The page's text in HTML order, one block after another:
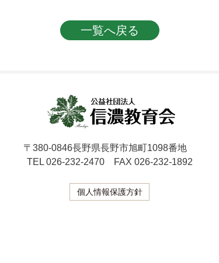
投稿ナビゲーション一覧へ戻る
〒380-0846長野県長野市旭町1098番地
TEL 026-232-2470 FAX 026-232-1892
個人情報保護方針